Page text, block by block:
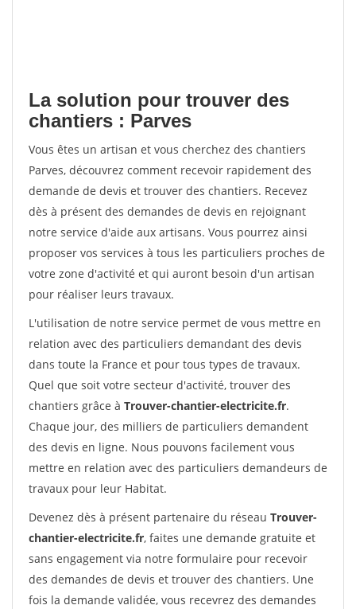
La solution pour trouver des
chantiers : Parves
Vous êtes un artisan et vous cherchez des chantiers
Parves, découvrez comment recevoir rapidement des
demande de devis et trouver des chantiers. Recevez
dès à présent des demandes de devis en rejoignant
notre service d'aide aux artisans. Vous pourrez ainsi
proposer vos services à tous les particuliers proches de
votre zone d'activité et qui auront besoin d'un artisan
pour réaliser leurs travaux.
L'utilisation de notre service permet de vous mettre en
relation avec des particuliers demandant des devis
dans toute la France et pour tous types de travaux.
Quel que soit votre secteur d'activité, trouver des
chantiers grâce à Trouver-chantier-electricite.fr.
Chaque jour, des milliers de particuliers demandent
des devis en ligne. Nous pouvons facilement vous
mettre en relation avec des particuliers demandeurs de
travaux pour leur Habitat.
Devenez dès à présent partenaire du réseau Trouver-
chantier-electricite.fr, faites une demande gratuite et
sans engagement via notre formulaire pour recevoir
des demandes de devis et trouver des chantiers. Une
fois la demande validée, vous recevrez des demandes